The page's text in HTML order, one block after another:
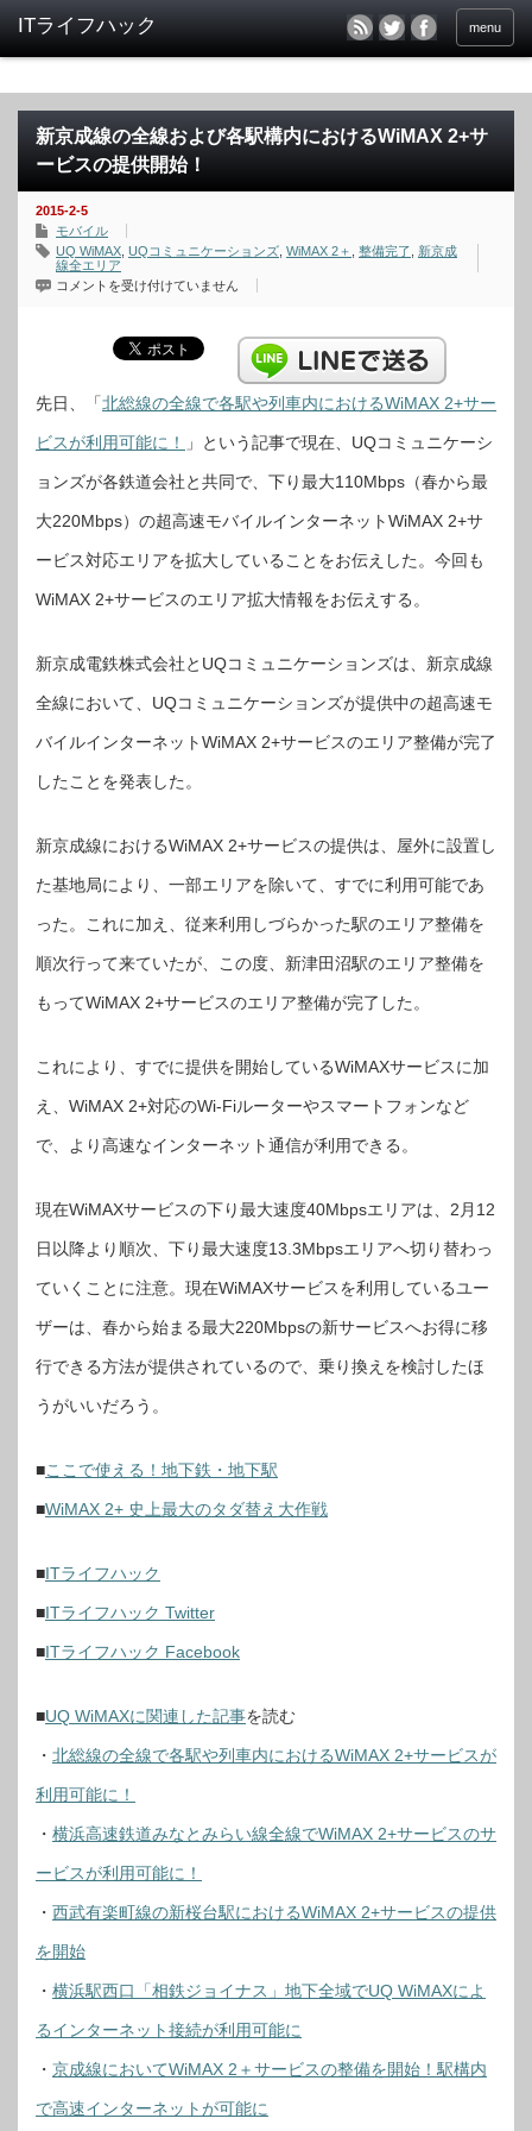
menu
新京成線の全線および各駅構内におけるWiMAX 2+サ
ービスの提供開始！
2015-2-5
モバイル
UQ WiMAX UQコミュニケーションズ WiMAX 2＋ 整備完了
新京成
線全エリア
新
よ
び
駅
構
に
け
る
2+サ
ー
ス
開
始！
コメントを受け付けていません
先日、「北総線の全線で各駅や列車内におけるWiMAX 2+サー
ビスが利用可能に！ 」という記事で現在、UQコミュニケーシ
ョンズが各鉄道会社と共同で、下り最大110Mbps（春から最
大220Mbps）の超高速モバイルインターネットWiMAX 2+サ
ービス対応エリアを拡大していることをお伝えした。今回も
WiMAX 2+サービスのエリア拡大情報をお伝えする。
新京成電鉄株式会社とUQコミュニケーションズは、新京成線
全線において、UQコミュニケーションズが提供中の超高速モ
バイルインターネットWiMAX 2+サービスのエリア整備が完了
したことを発表した。
新京成線におけるWiMAX 2+サービスの提供は、屋外に設置し
た基地局により、一部エリアを除いて、すでに利用可能であ
った。これに加え、従来利用しづらかった駅のエリア整備を
順次行って来ていたが、この度、新津田沼駅のエリア整備を
もってWiMAX 2+サービスのエリア整備が完了した。
これにより、すでに提供を開始しているWiMAXサービスに加
え、WiMAX 2+対応のWi-Fiルーターやスマートフォンなど
で、より高速なインターネット通信が利用できる。
現在WiMAXサービスの下り最大速度40Mbpsエリアは、2月12
日以降より順次、下り最大速度13.3Mbpsエリアへ切り替わっ
ていくことに注意。現在WiMAXサービスを利用しているユー
ザーは、春から始まる最大220Mbpsの新サービスへお得に移
行できる方法が提供されているので、乗り換えを検討したほ
うがいいだろう。
■ここで使える！地下鉄・地下駅
■WiMAX 2+ 史上最大のタダ替え大作戦
■ITライフハック
■ITライフハック Twitter
■ITライフハック Facebook
■UQ WiMAXに関連した記事を読む
・ 北総線の全線で各駅や列車内におけるWiMAX 2+サービスが
利用可能に！
・ 横浜高速鉄道みなとみらい線全線でWiMAX 2+サービスのサ
ービスが利用可能に！
・ 西武有楽町線の新桜台駅におけるWiMAX 2+サービスの提供
を開始
・ 横浜駅西口「相鉄ジョイナス」地下全域でUQ WiMAXによ
るインターネット接続が利用可能に
・ 京成線においてWiMAX 2＋サービスの整備を開始！駅構内
で高速インターネットが可能に